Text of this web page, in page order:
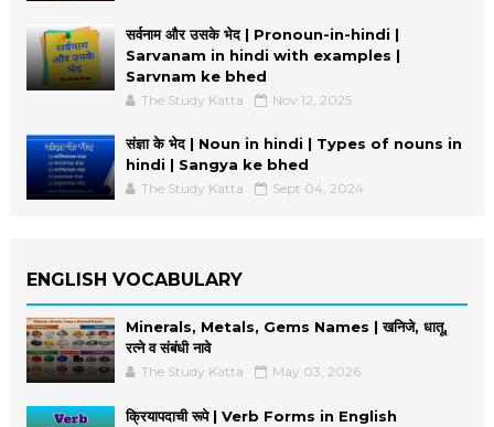
सर्वनाम और उसके भेद | Pronoun-in-hindi |
Sarvanam in hindi with examples |
Sarvnam ke bhed
The Study Katta Nov 12, 2025
संज्ञा के भेद | Noun in hindi | Types of nouns in
hindi | Sangya ke bhed
The Study Katta Sept 04, 2024
ENGLISH VOCABULARY
Minerals, Metals, Gems Names | खनिजे, धातू,
रत्ने व संबंधी नावे
The Study Katta May 03, 2026
क्रियापदाची रूपे | Verb Forms in English